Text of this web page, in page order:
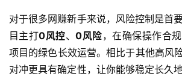
对于很多网赚新手来说，风险控制是首
目主打0风控、0风险，在确保操作合
项目的绿色长效运营。相比于其他高风
对冲更具有确定性，让你能够稳定长久